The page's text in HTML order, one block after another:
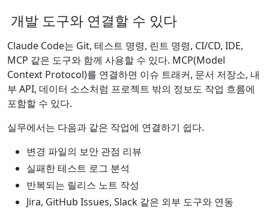
개발 도구와 연결할 수 있다
Claude Code는 Git, 테스트 명령, 린트 명령, CI/CD, IDE,
MCP 같은 도구와 함께 사용할 수 있다. MCP(Model
Context Protocol)를 연결하면 이슈 트래커, 문서 저장소, 내
부 API, 데이터 소스처럼 프로젝트 밖의 정보도 작업 흐름에
포함할 수 있다.
실무에서는 다음과 같은 작업에 연결하기 쉽다.
변경 파일의 보안 관점 리뷰
실패한 테스트 로그 분석
반복되는 릴리스 노트 작성
Jira, GitHub Issues, Slack 같은 외부 도구와 연동